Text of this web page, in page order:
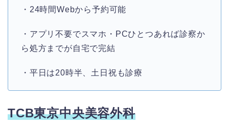
・24時間Webから予約可能
・アプリ不要でスマホ・PCひとつあれば診察か
ら処方までが自宅で完結
・平日は20時半、土日祝も診療
TCB東京中央美容外科